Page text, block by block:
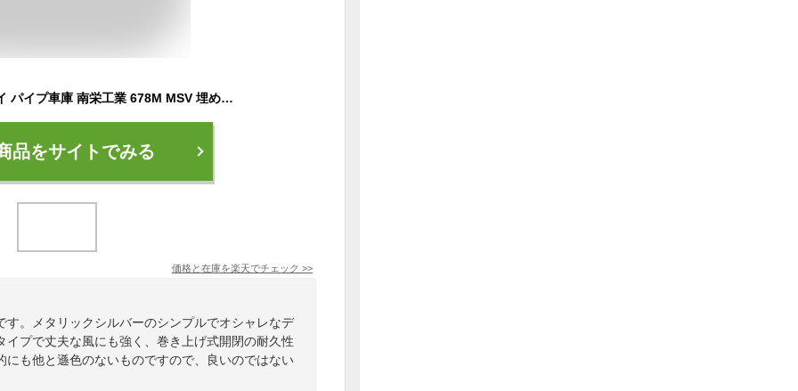
法人送料無料 ナンエイ パイプ車庫 南栄工業 678M MSV 埋め込み車庫大型BOX用 ガレージ ガレージ車庫 パイプ倉庫 ガレージテント
品をサイトでみる
価格と在庫を楽天でチェック >>
す。メタリックシルバーのシンプルでオシャレなデ
イプで丈夫な風にも強く、巻き上げ式開閉の耐久性
にも他と遜色のないものですので、良いのではない